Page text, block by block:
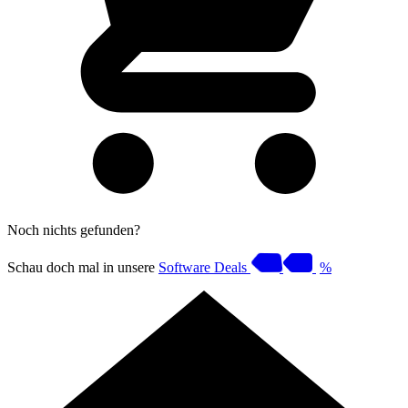
Noch nichts gefunden?
Schau doch mal in unsere Software Deals %